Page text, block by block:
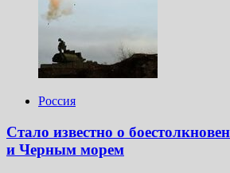
Россия
Стало известно о
и Черным морем